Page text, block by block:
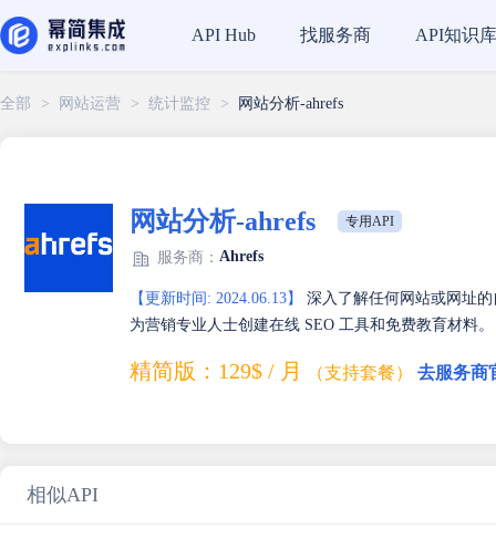
API Hub 找服务商 API知识库
全部 > 网站运营 > 统计监控 > 网站分析-ahrefs
网站分析-ahrefs 专用API
服务商： Ahrefs
【更新时间: 2024.06.13】
深入了解任何网站或网址
为营销专业人士创建在线 SEO 工具和免费教育材料。
精简版：129$ / 月 （支持套餐） 去服务商
相似API